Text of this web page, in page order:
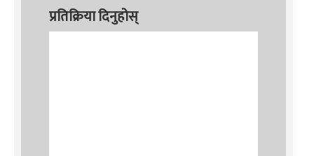
प्रतिक्रिया दिनुहोस्